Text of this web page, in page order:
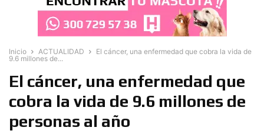
Inicio ACTUALIDAD
El cáncer, una enfermedad que cobra la vida de
9.6 millones de...
El cáncer, una enfermedad que
cobra la vida de 9.6 millones de
personas al año